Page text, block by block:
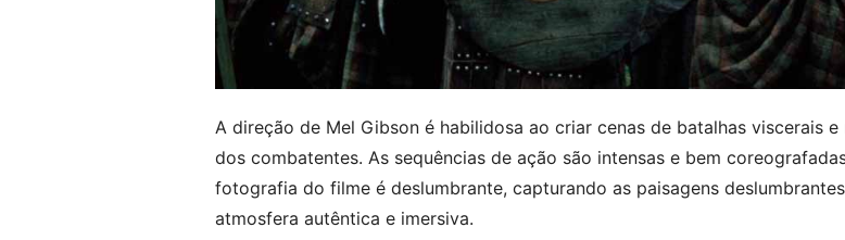
A direção de Mel Gibson é habilidosa ao criar cenas de batalhas viscerais
dos combatentes. As sequências de ação são intensas e bem
fotografia do filme é deslumbrante, capturando as paisagens
atmosfera autêntica e imersiva.